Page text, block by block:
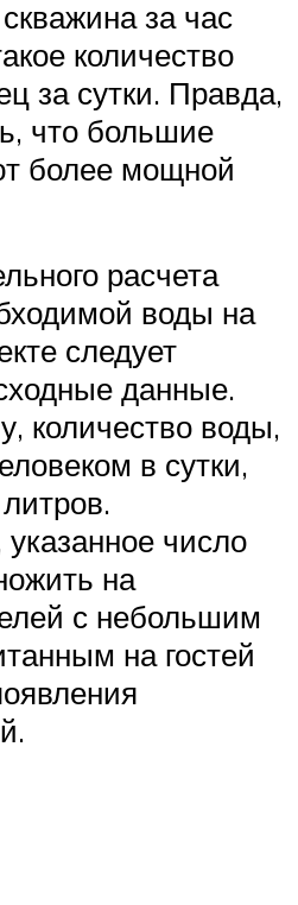
за час
количество
за сутки. Правда,
что большие
более мощной
расчета
воды на
следует
данные.
количество воды,
в сутки,
число
на
с небольшим
на гостей